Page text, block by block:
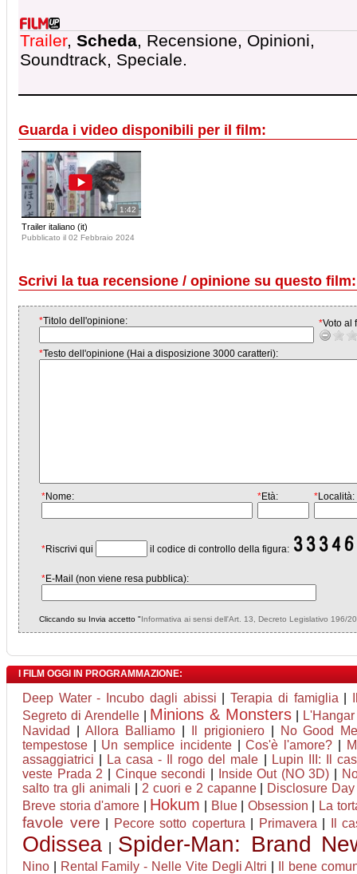
Trailer, Scheda, Recensione, Opinioni,
Soundtrack, Speciale.
Guarda i video disponibili per il film:
1:42
Trailer italiano (it)
Pubblicato il 02 Febbraio 2024
Scrivi la tua recensione / opinione su questo
*Titolo dell'opinione: *Voto al
*Testo dell'opinione (Hai a disposizione 3000 caratteri):
*Nome: *Età: *Località:
*Riscrivi qui il codice di controllo della figura:
*E-Mail (non viene resa pubblica):
Cliccando su Invia accetto "Informativa ai sensi dell'Art. 13, Decreto Legislativo 196/
I FILM OGGI IN PROGRAMMAZIONE:
Deep Water - Incubo dagli abissi |Terapia di famiglia
Segreto di Arendelle| Minions & Monsters
Navidad
Allora Balliamo| Il prigioniero|
No Good
tempestose
Un semplice incidente|Cos'è l'amore?
assaggiatrici
La casa - Il rogo del male
Lupin III: Il
veste Prada 2
Cinque secondi Inside Out (NO 3D)
salto tra gli animali
2 cuori e 2 capanne| Disclosure Day
Breve storia d'amore
Hokum Blue| Obsession La
favole vere Pecore sotto copertura Primavera Il
Odissea Spider-Man: Brand
Nino Rental Family - Nelle Vite Degli Altri
Il bene